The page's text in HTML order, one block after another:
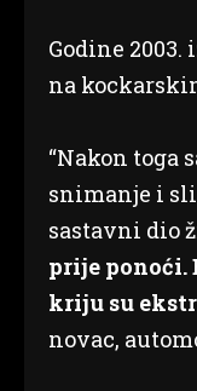
Godine
na
“Nakon toga
snimanje i
sastavni dio
prije ponoći.
kriju su
novac,